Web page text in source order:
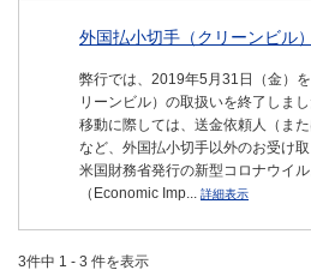
外国払小切手（クリーンビル
弊行では、2019年5月31日（金）
リーンビル）の取扱いを終了しま
移動に際しては、送金依頼人（ま
など、外国払小切手以外のお受け
米国財務省発行の新型コロナウイ
（Economic Imp... 詳細表示
3件中 1 - 3 件を表示